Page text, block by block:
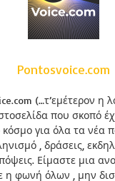
Pontosvoice.com
(…τ’εμέτερον η
που σκοπό
κόσμο για όλα τα νέα
, δράσεις,
Είμαστε μια
η φωνή όλων , μην